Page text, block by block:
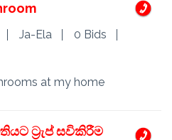
Ja-Ela
0 Bids
at my home
ට්‍රැප් සවිකිරීම